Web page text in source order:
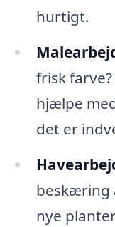
hurtigt.
frisk
hjælpe
det er
beskæring
nye